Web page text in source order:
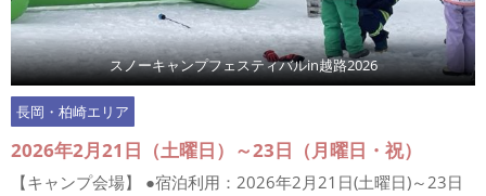
スノーキャンプフェスティバルin越路2026
長岡・柏崎エリア
2026年2月21日（土曜日）～23日（月曜日・祝）
【キャンプ会場】 ●宿泊利用：2026年2月21日(土曜日)～23日